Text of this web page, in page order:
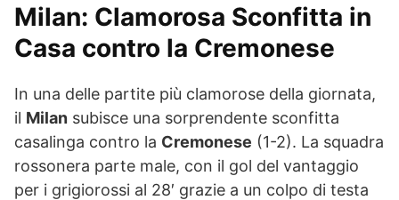
Milan: Clamorosa Sconfitta in
Casa contro la Cremonese
In una delle partite più clamorose della giornata,
il Milan subisce una sorprendente sconfitta
casalinga contro la Cremonese (1-2). La squadra
rossonera parte male, con il gol del vantaggio
per i grigiorossi al 28′ grazie a un colpo di testa